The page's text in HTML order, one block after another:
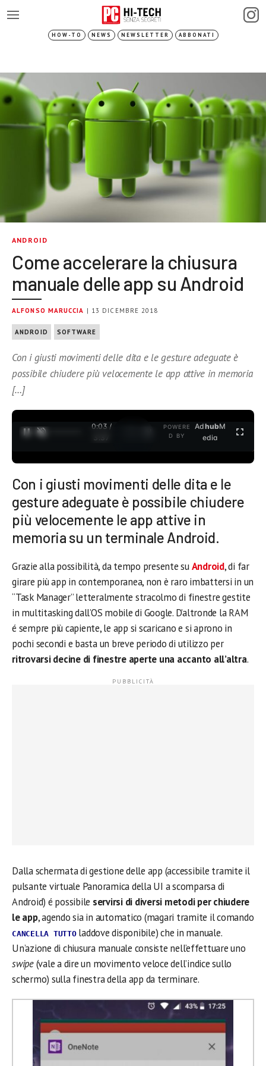
HOW-TO NEWS NEWSLETTER ABBONATI
ANDROID
Come accelerare la chiusura
manuale delle app su Android
ALFONSO MARUCCIA | 13 DICEMBRE 2018
ANDROID SOFTWARE
Con i giusti movimenti delle dita e le gesture adeguate è
possibile chiudere più velocemente le app attive in memoria
[…]
0:04 /
3:37
POWERE
D BY
AdhubM
edia
Con i giusti movimenti delle dita e le
gesture adeguate è possibile chiudere
più velocemente le app attive in
memoria su un terminale Android.
Grazie alla possibilità, da tempo presente suAndroid, di far
girare più app in contemporanea, non è raro imbattersi in un
“Task Manager” letteralmente stracolmo di finestre gestite
in multitasking dall’OS mobile di Google. D’altronde la RAM
é sempre più capiente, le app si scaricano e si aprono in
pochi secondi e basta un breve periodo di utilizzo per
ritrovarsi decine di finestre aperte una accanto all’altra.
Dalla schermata di gestione delle app (accessibile tramite il
pulsante virtuale Panoramica della UI a scomparsa di
Android) é possibile servirsi di diversi metodi per chiudere
le app, agendo sia in automatico (magari tramite il comando
CANCELLA TUTTOladdove disponibile) che in manuale.
Un’azione di chiusura manuale consiste nell’effettuare uno
swipe(vale a dire un movimento veloce dell’indice sullo
schermo) sulla finestra della app da terminare.